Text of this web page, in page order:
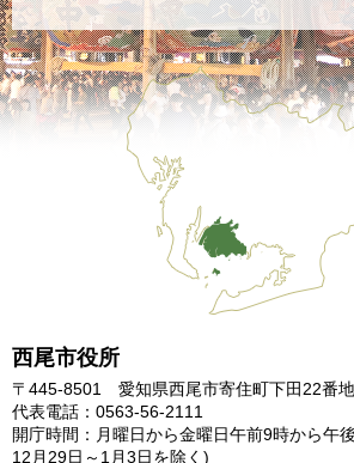
西尾市役所
〒445-8501 愛知県西尾市寄住町下田22番地
代表電話：0563-56-2111
開庁時間：月曜日から金曜日午前9時から午
12月29日～1月3日を除く)